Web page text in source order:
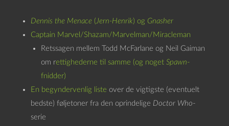
Dennis the Menace ( Jern-Henrik) og Gnasher
Captain Marvel/Shazam/Marvelman/Miracleman
Retssagen mellem Todd McFarlane og Neil Gaiman
om rettighederne til samme (og noget Spawn-
fnidder)
En begyndervenlig liste over de vigtigste (eventuelt
bedste) føljetoner fra den oprindelige Doctor Who-
serie